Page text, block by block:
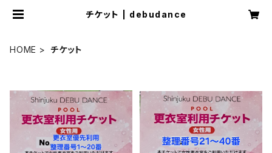
チケット | debudance
HOME チケット